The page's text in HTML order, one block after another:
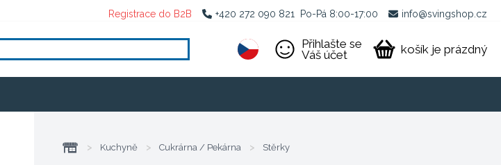
Registrace do B2B +420 272 090 821 Po-Pá 8:00-17:00 info@svingshop.cz
Přihlašte se
Váš účet
košík je prázdný
> Kuchyně > Cukrárna / Pekárna > Stěrky